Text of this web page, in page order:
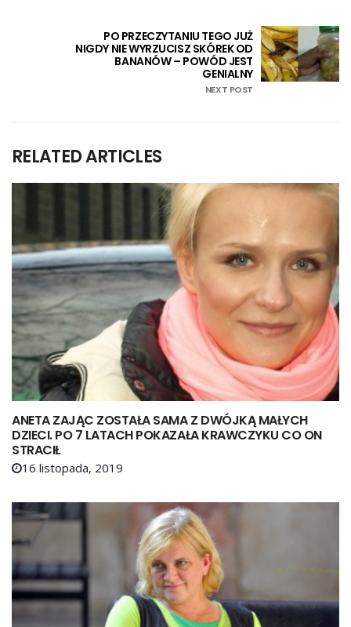
PO PRZECZYTANIU TEGO JUŻ
NIGDY NIE WYRZUCISZ SKÓREK OD
BANANÓW – POWÓD JEST
GENIALNY
NEXT POST
RELATED ARTICLES
ANETA ZAJĄC ZOSTAŁA SAMA Z DWÓJKĄ MAŁYCH
DZIECI. PO 7 LATACH POKAZAŁA KRAWCZYKU CO ON
STRACIŁ
16 listopada, 2019